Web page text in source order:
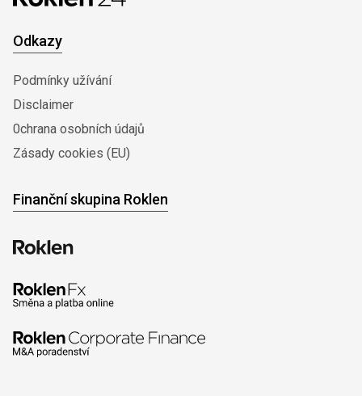
Odkazy
Podmínky užívání
Disclaimer
0chrana osobních údajů
Zásady cookies (EU)
Finanční skupina Roklen